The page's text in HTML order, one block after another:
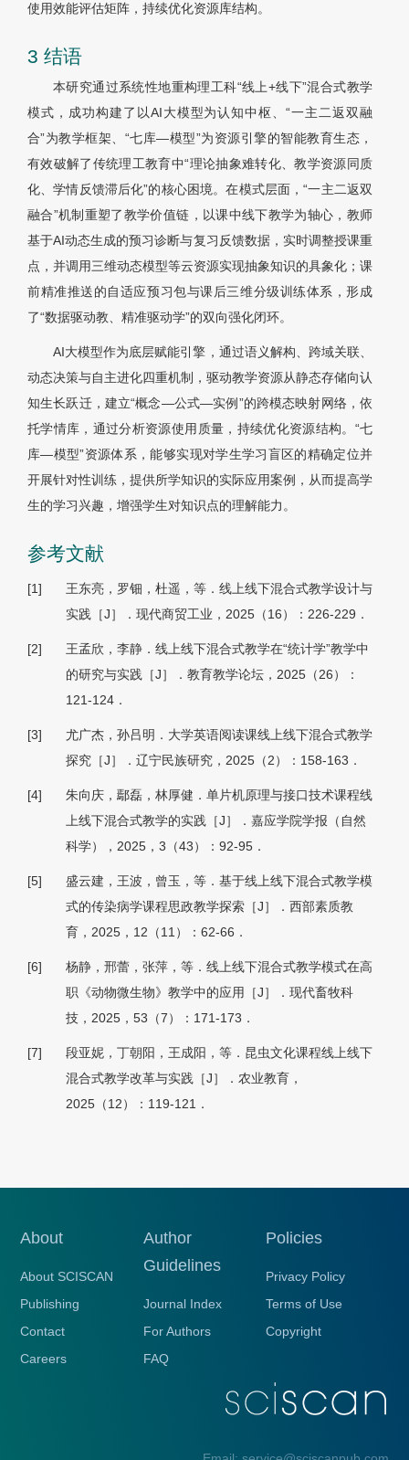
使用效能评估矩阵，持续优化资源库结构。
3 结语
本研究通过系统性地重构理工科“线上+线下”混合式教学
模式，成功构建了以AI大模型为认知中枢、“一主二返双融
合”为教学框架、“七库—模型”为资源引擎的智能教育生态，
有效破解了传统理工教育中“理论抽象难转化、教学资源同质
化、学情反馈滞后化”的核心困境。在模式层面，“一主二返双
融合”机制重塑了教学价值链，以课中线下教学为轴心，教师
基于AI动态生成的预习诊断与复习反馈数据，实时调整授课重
点，并调用三维动态模型等云资源实现抽象知识的具象化；课
前精准推送的自适应预习包与课后三维分级训练体系，形成
了“数据驱动教、精准驱动学”的双向强化闭环。
AI大模型作为底层赋能引擎，通过语义解构、跨域关联、
动态决策与自主进化四重机制，驱动教学资源从静态存储向认
知生长跃迁，建立“概念—公式—实例”的跨模态映射网络，依
托学情库，通过分析资源使用质量，持续优化资源结构。“七
库—模型”资源体系，能够实现对学生学习盲区的精确定位并
开展针对性训练，提供所学知识的实际应用案例，从而提高学
生的学习兴趣，增强学生对知识点的理解能力。
参考文献
[1]
王东亮，罗钿，杜遥，等．线上线下混合式教学设计与
实践［J］．现代商贸工业，2025（16）：226-229．
[2]
王孟欣，李静．线上线下混合式教学在“统计学”教学中
的研究与实践［J］．教育教学论坛，2025（26）：
121-124．
[3]
尤广杰，孙吕明．大学英语阅读课线上线下混合式教学
探究［J］．辽宁民族研究，2025（2）：158-163．
[4]
朱向庆，鄢磊，林厚健．单片机原理与接口技术课程线
上线下混合式教学的实践［J］．嘉应学院学报（自然
科学），2025，3（43）：92-95．
[5]
盛云建，王波，曾玉，等．基于线上线下混合式教学模
式的传染病学课程思政教学探索［J］．西部素质教
育，2025，12（11）：62-66．
[6]
杨静，邢蕾，张萍，等．线上线下混合式教学模式在高
职《动物微生物》教学中的应用［J］．现代畜牧科
技，2025，53（7）：171-173．
[7]
段亚妮，丁朝阳，王成阳，等．昆虫文化课程线上线下
混合式教学改革与实践［J］．农业教育，
2025（12）：119-121．
About
About SCISCAN
Publishing
Contact
Careers
Author
Guidelines
Journal Index
For Authors
FAQ
Policies
Privacy Policy
Terms of Use
Copyright